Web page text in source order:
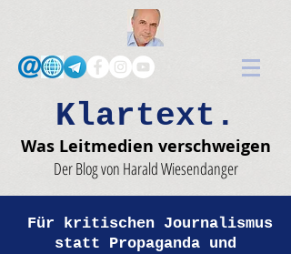
Klartext.
Was Leitmedien verschweigen
Der Blog von Harald Wiesendanger
Für kritischen Journalismus
statt Propaganda und